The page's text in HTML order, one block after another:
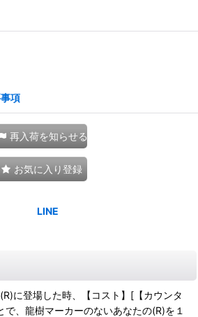
項
再入荷を知らせる
お気に入り登録
に登場した時、【コスト】[【カウンタ
、龍樹マーカーのないあなたの(R)を１